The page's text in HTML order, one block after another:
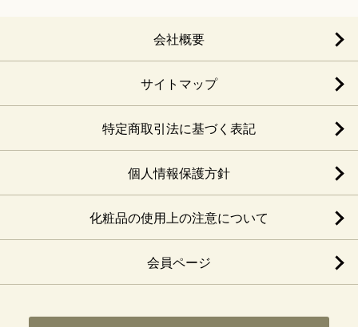
会社概要
サイトマップ
特定商取引法に基づく表記
個人情報保護方針
化粧品の使用上の注意について
会員ページ